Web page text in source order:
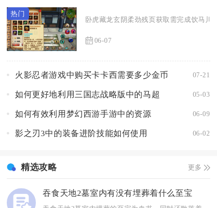
卧虎藏龙玄阴柔劲残页获取需完成饮马川
06-07
火影忍者游戏中购买卡卡西需要多少金币 07-21
如何更好地利用三国志战略版中的马超 05-03
如何有效利用梦幻西游手游中的资源 06-09
影之刃3中的装备进阶技能如何使用 06-02
精选攻略 更多
吞食天地2墓室内有没有埋葬着什么至宝